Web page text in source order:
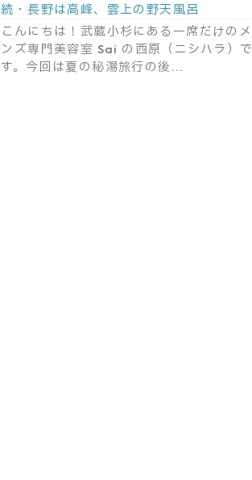
続・長野は高峰、雲上の野天風呂
こんにちは！武蔵小杉にある一席だけのメ
ンズ専門美容室 Sai の西原（ニシハラ）で
す。今回は夏の秘湯旅行の後...